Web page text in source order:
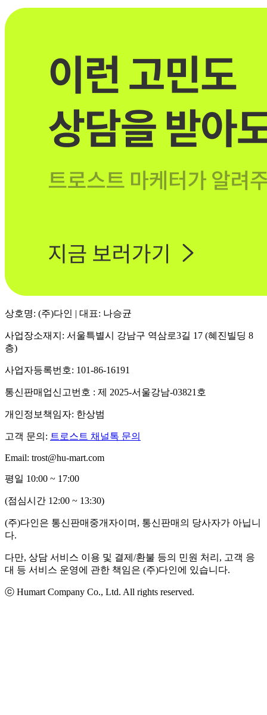
상호명: (주)다인 | 대표: 나승균
사업장소재지: 서울특별시 강남구 역삼로3길 17 (혜진빌딩 8
층)
사업자등록번호: 101-86-16191
통신판매업신고번호 : 제 2025-서울강남-03821호
개인정보책임자: 한상범
고객 문의: 트로스트 채널톡 문의
Email: trost@hu-mart.com
평일 10:00 ~ 17:00
(점심시간 12:00 ~ 13:30)
(주)다인은 통신판매중개자이며, 통신판매의 당사자가 아닙니
다.
다만, 상담 서비스 이용 및 결제/환불 등의 민원 처리, 고객 응
대 등 서비스 운영에 관한 책임은 (주)다인에 있습니다.
ⓒ Humart Company Co., Ltd. All rights reserved.